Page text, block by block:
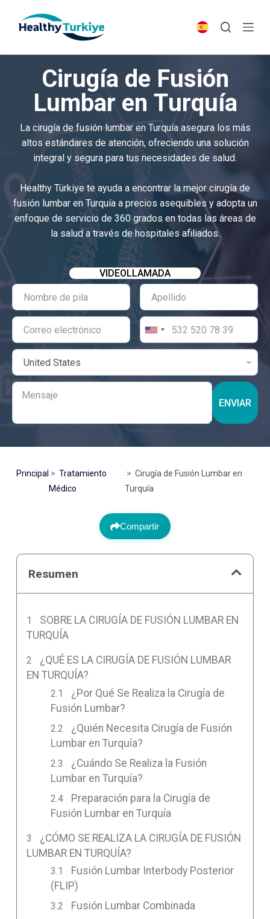
p
Cirugía de Fusión
Lumbar en Turquía
La cirugía de fusión lumbar en Turquía asegura los más
altos estándares de atención, ofreciendo una solución
integral y segura para tus necesidades de salud.
Healthy Türkiye te ayuda a encontrar la mejor cirugía de
fusión lumbar en Turquía a precios asequibles y adopta un
enfoque de servicio de 360 grados en todas las áreas de
la salud a través de hospitales afiliados.
VIDEOLLAMADA
ENVIAR
Principal
Tratamiento
Médico
Cirugía de Fusión Lumbar en
Turquía
Compartir
Resumen
SOBRE LA CIRUGÍA DE FUSIÓN LUMBAR EN
TURQUÍA
¿QUÉ ES LA CIRUGÍA DE FUSIÓN LUMBAR
EN TURQUÍA?
¿Por Qué Se Realiza la Cirugía de
Fusión Lumbar?
¿Quién Necesita Cirugía de Fusión
Lumbar en Turquía?
¿Cuándo Se Realiza la Fusión
Lumbar en Turquía?
Preparación para la Cirugía de
Fusión Lumbar en Turquía
¿CÓMO SE REALIZA LA CIRUGÍA DE FUSIÓN
LUMBAR EN TURQUÍA?
Fusión Lumbar Interbody Posterior
(FLIP)
Fusión Lumbar Combinada